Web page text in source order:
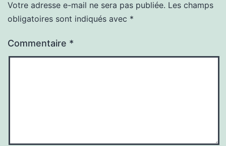
Votre adresse e-mail ne sera pas publiée. Les champs
obligatoires sont indiqués avec *
Commentaire *